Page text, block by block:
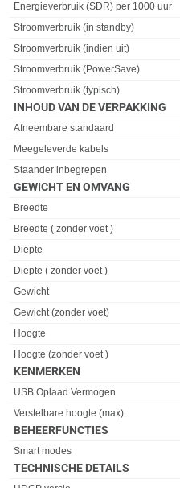
Energieverbruik (SDR) per 1000 uur
Stroomverbruik (in standby)
Stroomverbruik (indien uit)
Stroomverbruik (PowerSave)
Stroomverbruik (typisch)
INHOUD VAN DE VERPAKKING
Eigenschap Waarde
Afneembare standaard
Meegeleverde kabels
Staander inbegrepen
GEWICHT EN OMVANG
Eigenschap
Breedte
Breedte ( zonder voet )
Diepte
Diepte ( zonder voet )
Gewicht
Gewicht (zonder voet)
Hoogte
Hoogte (zonder voet )
KENMERKEN
Eigenschap Waarde
USB Oplaad Vermogen
Verstelbare hoogte (max)
BEHEERFUNCTIES
Eigenschap Waarde
Smart modes
TECHNISCHE DETAILS